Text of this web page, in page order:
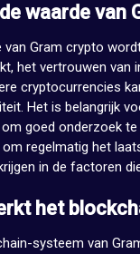
waarde van
van Gram crypto
het vertrouwen van
cryptocurrencies
Het is belangrijk
om goed onderzoek
regelmatig het
in de factoren
het
systeem van